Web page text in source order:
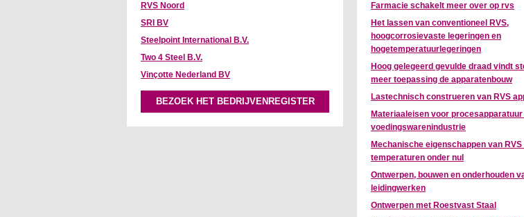
RVS Noord
SRI BV
Steelpoint International B.V.
Two 4 Steel B.V.
Vinçotte Nederland BV
BEZOEK HET BEDRIJVENREGISTER
Farmacie schakelt meer over op rvs
Het lassen van conventioneel RVS,
hoogcorrosievaste legeringen en
hogetemperatuurlegeringen
Hoog gelegeerd gevulde draad vindt
meer toepassing de apparatenbouw
Lastechnisch construeren van RVS
Materiaaleisen voor procesapparatuur
voedingswarenindustrie
Mechanische eigenschappen van RVS
temperaturen onder nul
Ontwerpen, bouwen en onderhouden
leidingwerken
Ontwerpen met Roestvast Staal